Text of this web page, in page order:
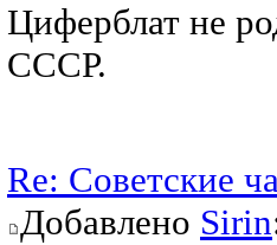
Циферблат не
СССР.
Re: Советские
Добавлено Sirin